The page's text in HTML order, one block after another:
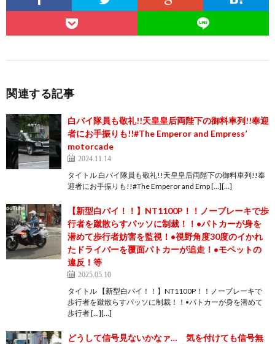
関連する記事
白バイ隊員も敬礼!!天皇皇后両陛下の御料車列!!奉迎
者にお手振りも!!#The Emperor and Empress’
motorcade
2024.11.14
タイトル 白バイ隊員も敬礼!!天皇皇后両陛下の御料車列!!奉
迎者にお手振りも!!#The Emperor and Emp […][…]
【新型白バイ！！】NT1100P！！ノーブレーキで歩
行者を蹴散らすパッソに制裁！！•パトカーが身を
潜めて歩行者妨害を監視！•視野角度30度のイかれ
たドライバーを覆面パトカーが追走！•モペットの
違反！等
2025.05.10
タイトル 【新型白バイ！！】NT1100P！！ノーブレーキで
歩行者を蹴散らすパッソに制裁！！•パトカーが身を潜めて
歩行者 […][…]
どうして信号見ないかなァ… 気を付けても信号無